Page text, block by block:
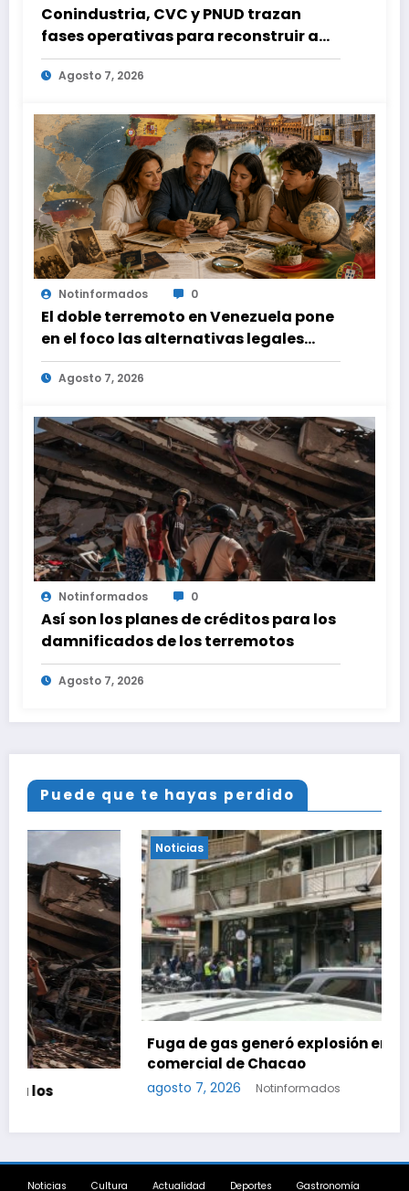
Conindustria, CVC y PNUD trazan
fases operativas para reconstruir a
Venezuela
Agosto 7, 2026
Notinformados 0
El doble terremoto en Venezuela pone
en el foco las alternativas legales
para solicitar la nacionalidad por
parte de personas con vínculos
Agosto 7, 2026
Notinformados 0
Así son los planes de créditos para los
damnificados de los terremotos
Agosto 7, 2026
Puede que te hayas perdido
Noticias
Fuga de gas generó explosión en local
comercial de Chacao
agosto 7, 2026 Notinformados
Noticias Cultura Actualidad Deportes Gastronomía